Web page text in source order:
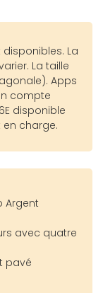
La
La taille
Apps
compte
disponible
charge.
Argent
avec quatre
pavé